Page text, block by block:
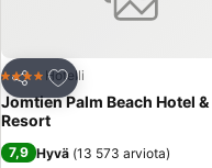
Jaa
Lisää suosikkeihin
4 Tähtiluokitus
Hotelli
Jomtien Palm Beach Hotel &
Resort
7,9 Hyvä (13 573 arviota)